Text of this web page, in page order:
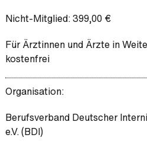
Nicht-Mitglied: 399,00 €
Für Ärztinnen und Ärzte in
kostenfrei
Organisation:
Berufsverband Deutscher
e.V. (BDI)